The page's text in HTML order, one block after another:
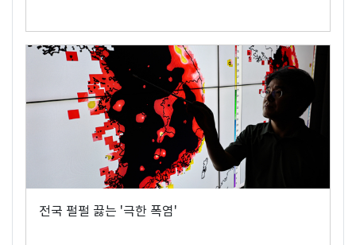
전국 펄펄 끓는 '극한 폭염'